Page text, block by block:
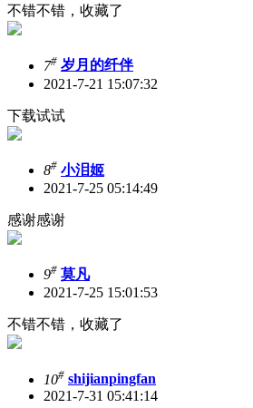
不错不错，收藏了
7# 岁月的纤伴
2021-7-21 15:07:32
下载试试
8# 小泪姬
2021-7-25 05:14:49
感谢感谢
9# 莫凡
2021-7-25 15:01:53
不错不错，收藏了
10# shijianpingfan
2021-7-31 05:41:14